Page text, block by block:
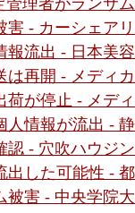
理者がランサ
- カーシェア
報流出 - 日本美
は再開 - メディ
荷が停止 - メデ
人情報が流出 -
- 穴吹ハウジ
出した可能性 -
被害 - 中央学院大